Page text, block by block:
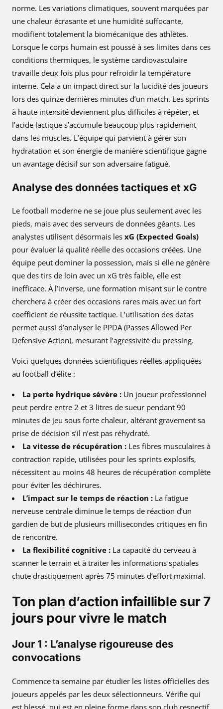
norme. Les variations climatiques, souvent marquées par
une chaleur écrasante et une humidité suffocante,
modifient totalement la biomécanique des athlètes.
Lorsque le corps humain est poussé à ses limites dans ces
conditions thermiques, le système cardiovasculaire
travaille deux fois plus pour refroidir la température
interne. Cela a un impact direct sur la lucidité des joueurs
lors des quinze dernières minutes d’un match. Les sprints
à haute intensité deviennent plus difficiles à répéter, et
l’acide lactique s’accumule beaucoup plus rapidement
dans les muscles. L’équipe qui parvient à gérer son
hydratation et son énergie de manière scientifique gagne
un avantage décisif sur son adversaire fatigué.
Analyse des données tactiques et xG
Le football moderne ne se joue plus seulement avec les
pieds, mais avec des serveurs de données géants. Les
analystes utilisent désormais les xG (Expected Goals)
pour évaluer la qualité réelle des occasions créées. Une
équipe peut dominer la possession, mais si elle ne génère
que des tirs de loin avec un xG très faible, elle est
inefficace. À l’inverse, une formation misant sur le contre
cherchera à créer des occasions rares mais avec un fort
coefficient de réussite tactique. L’utilisation des datas
permet aussi d’analyser le PPDA (Passes Allowed Per
Defensive Action), mesurant l’agressivité du pressing.
Voici quelques données scientifiques réelles appliquées
au football d’élite :
La perte hydrique sévère : Un joueur professionnel
peut perdre entre 2 et 3 litres de sueur pendant 90
minutes de jeu sous forte chaleur, altérant gravement sa
prise de décision s’il n’est pas réhydraté.
La vitesse de récupération : Les fibres musculaires à
contraction rapide, utilisées pour les sprints explosifs,
nécessitent au moins 48 heures de récupération complète
pour éviter les déchirures.
L’impact sur le temps de réaction : La fatigue
nerveuse centrale diminue le temps de réaction d’un
gardien de but de plusieurs millisecondes critiques en fin
de rencontre.
La flexibilité cognitive : La capacité du cerveau à
scanner le terrain et à traiter les informations spatiales
chute drastiquement après 75 minutes d’effort maximal.
Ton plan d’action infaillible sur 7
jours pour vivre le match
Jour 1 : L’analyse rigoureuse des
convocations
Commence ta semaine par étudier les listes officielles des
joueurs appelés par les deux sélectionneurs. Vérifie qui
est blessé, qui est en pleine forme dans son club respectif,